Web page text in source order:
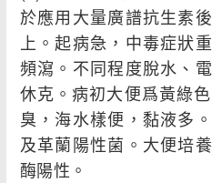
於應用大量廣譜抗生素
上。起病急，中毒症狀
頻瀉。不同程度脫水、
休克。病初大便爲黃綠
臭，海水樣便，黏液多
及革蘭陽性菌。大便培
酶陽性。